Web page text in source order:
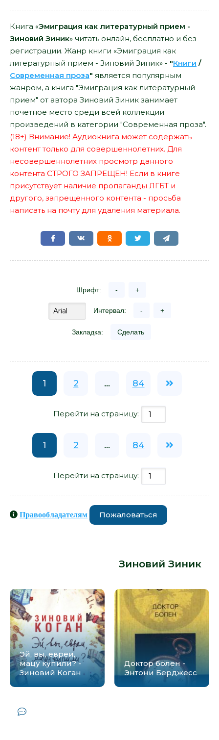
Книга «Эмиграция как литературный прием -
Зиновий Зиник» читать онлайн, бесплатно и без
регистрации. Жанр книги «Эмиграция как
литературный прием - Зиновий Зиник» - "Книги /
Современная проза" является популярным
жанром, а книга "Эмиграция как литературный
прием" от автора Зиновий Зиник занимает
почетное место среди всей коллекции
произведений в категории "Современная проза".
(18+) Внимание! Аудиокнига может содержать
контент только для совершеннолетних. Для
несовершеннолетних просмотр данного
контента СТРОГО ЗАПРЕЩЕН! Если в книге
присутствует наличие пропаганды ЛГБТ и
другого, запрещенного контента - просьба
написать на почту для удаления материала.
Шрифт: - +
Интервал: - +
Закладка: Сделать
1 2 ... 84
Перейти на страницу:
1 2 ... 84
Перейти на страницу:
Правообладателям Пожаловаться
Зиновий Зиник
Эй, вы, евреи,
мацу купили? -
Зиновий Коган
Доктор болен -
Энтони Берджесс